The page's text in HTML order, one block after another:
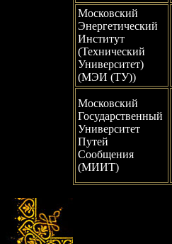
Московский
Энергетический
Институт
(Технический
Университет)
(МЭИ (ТУ))
Московский
Государственный
Университет
Путей
Сообщения
(МИИТ)